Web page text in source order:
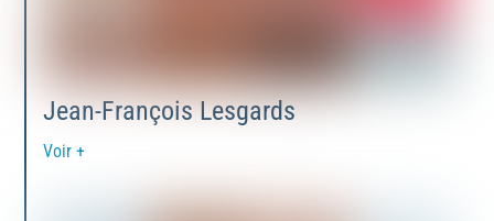
Jean-François Lesgards
Voir +